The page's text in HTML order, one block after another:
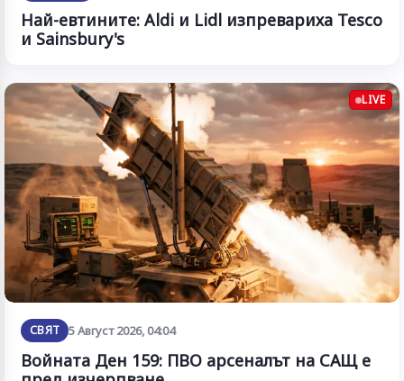
Най-евтините: Aldi и Lidl изпревариха Tesco
и Sainsbury's
LIVE
СВЯТ 5 Август 2026, 04:04
Войната Ден 159: ПВО арсеналът на САЩ е